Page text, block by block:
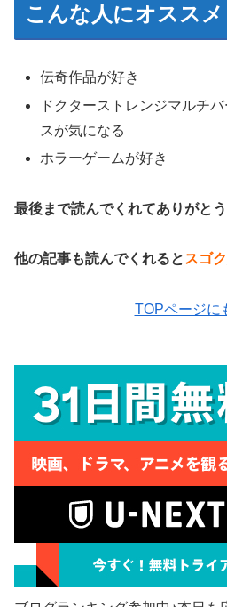
こんな人にオススメ
伝奇作品が好き
ドクターストレンジマルチ
スが気になる
ホラーゲームが好き
最後まで読んでくれてありがと
他の記事も読んでくれるとスゴク
TOPページに